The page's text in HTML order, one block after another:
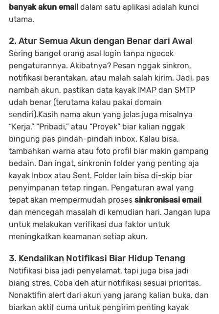
banyak akun email dalam satu aplikasi adalah kunci
utama.
2. Atur Semua Akun dengan Benar dari Awal
Sering banget orang asal login tanpa ngecek
pengaturannya. Akibatnya? Pesan nggak sinkron,
notifikasi berantakan, atau malah salah kirim. Jadi, pas
nambah akun, pastikan data kayak IMAP dan SMTP
udah benar (terutama kalau pakai domain
sendiri).Kasih nama akun yang jelas juga misalnya
“Kerja,” “Pribadi,” atau “Proyek” biar kalian nggak
bingung pas pindah-pindah inbox. Kalau bisa,
tambahkan warna atau foto profil biar makin gampang
bedain. Dan ingat, sinkronin folder yang penting aja
kayak Inbox atau Sent. Folder lain bisa di-skip biar
penyimpanan tetap ringan. Pengaturan awal yang
tepat akan mempermudah proses sinkronisasi email
dan mencegah masalah di kemudian hari. Jangan lupa
untuk melakukan verifikasi dua faktor untuk
meningkatkan keamanan setiap akun.
3. Kendalikan Notifikasi Biar Hidup Tenang
Notifikasi bisa jadi penyelamat, tapi juga bisa jadi
biang stres. Coba deh atur notifikasi sesuai prioritas.
Nonaktifin alert dari akun yang jarang kalian buka, dan
biarkan aktif cuma untuk pengirim penting kayak